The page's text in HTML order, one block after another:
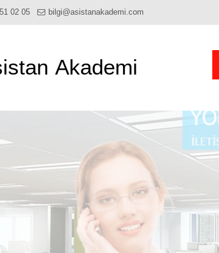
02 05 bilgi@asistanakademi.com
Akademi